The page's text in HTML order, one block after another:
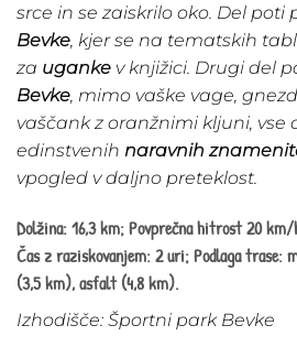
srce in se zaiskrilo oko. Del poti
Bevke, kjer se na tematskih
za uganke v knjižici. Drugi del
Bevke, mimo vaške vage,
vaščank z oranžnimi kljuni, vse
edinstvenih naravnih
vpogled v daljno preteklost.
Dolžina: 16,3 km; Povprečna hitrost 20
Čas z raziskovanjem: 2 uri; Podlaga trase:
(3,5 km), asfalt (4,8 km).
Izhodišče: Športni park Bevke